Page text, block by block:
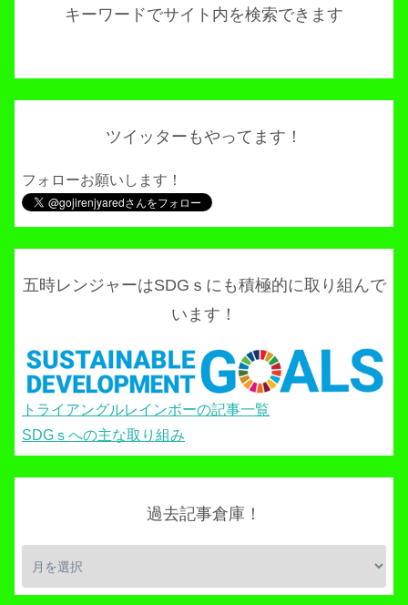
キーワードでサイト内を検索できます
ツイッターもやってます！
フォローお願いします！
五時レンジャーはSDGｓにも積極的に取り組んで
います！
トライアングルレインボーの記事一覧
SDGｓへの主な取り組み
過去記事倉庫！